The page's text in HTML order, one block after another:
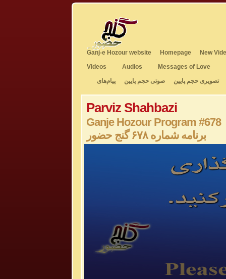
Ganj-e Hozour website Homepage New
Videos
Audios Messages of Love
تصویری حجم پایین صوتی حجم پایین
پیام‌های
Parviz Shahbazi
Ganje Hozour Program #678
برنامه شماره ۶۷۸ گنج حضور